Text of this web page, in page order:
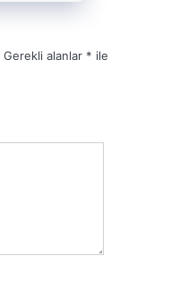
Gerekli alanlar * ile